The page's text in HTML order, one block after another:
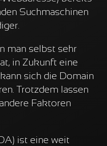
Suchmaschinen
man selbst sehr
in Zukunft eine
sich die Domain
Trotzdem lassen
Faktoren
ist eine weit